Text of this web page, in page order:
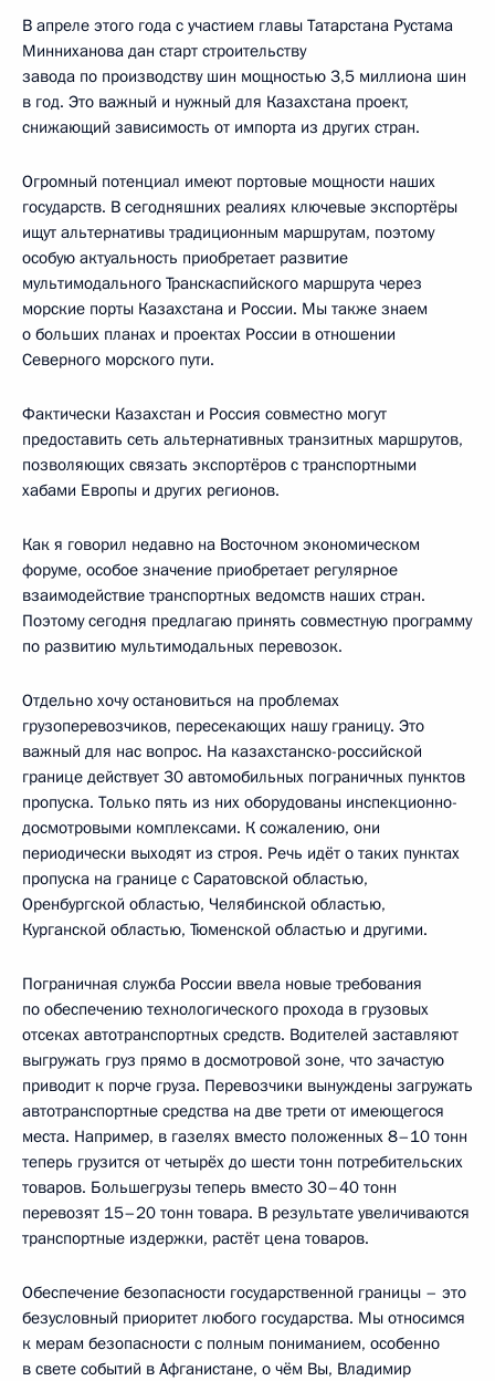
В апреле этого года с участием главы Татарстана Рустама
Минниханова дан старт строительству
завода по производству шин мощностью 3,5 миллиона шин
в год. Это важный и нужный для Казахстана проект,
снижающий зависимость от импорта из других стран.
Огромный потенциал имеют портовые мощности наших
государств. В сегодняшних реалиях ключевые экспортёры
ищут альтернативы традиционным маршрутам, поэтому
особую актуальность приобретает развитие
мультимодального Транскаспийского маршрута через
морские порты Казахстана и России. Мы также знаем
о больших планах и проектах России в отношении
Северного морского пути.
Фактически Казахстан и Россия совместно могут
предоставить сеть альтернативных транзитных маршрутов,
позволяющих связать экспортёров с транспортными
хабами Европы и других регионов.
Как я говорил недавно на Восточном экономическом
форуме, особое значение приобретает регулярное
взаимодействие транспортных ведомств наших стран.
Поэтому сегодня предлагаю принять совместную программу
по развитию мультимодальных перевозок.
Отдельно хочу остановиться на проблемах
грузоперевозчиков, пересекающих нашу границу. Это
важный для нас вопрос. На казахстанско-российской
границе действует 30 автомобильных пограничных пунктов
пропуска. Только пять из них оборудованы инспекционно-
досмотровыми комплексами. К сожалению, они
периодически выходят из строя. Речь идёт о таких пунктах
пропуска на границе с Саратовской областью,
Оренбургской областью, Челябинской областью,
Курганской областью, Тюменской областью и другими.
Пограничная служба России ввела новые требования
по обеспечению технологического прохода в грузовых
отсеках автотранспортных средств. Водителей заставляют
выгружать груз прямо в досмотровой зоне, что зачастую
приводит к порче груза. Перевозчики вынуждены загружать
автотранспортные средства на две трети от имеющегося
места. Например, в газелях вместо положенных 8–10 тонн
теперь грузится от четырёх до шести тонн потребительских
товаров. Большегрузы теперь вместо 30–40 тонн
перевозят 15–20 тонн товара. В результате увеличиваются
транспортные издержки, растёт цена товаров.
Обеспечение безопасности государственной границы – это
безусловный приоритет любого государства. Мы относимся
к мерам безопасности с полным пониманием, особенно
в свете событий в Афганистане, о чём Вы, Владимир